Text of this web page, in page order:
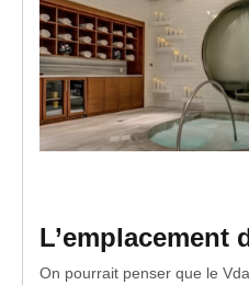
L’emplacement
On pourrait penser que le